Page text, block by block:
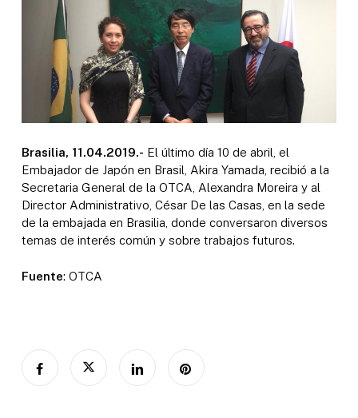
Brasilia, 11.04.2019.- El último día 10 de abril, el
Embajador de Japón en Brasil, Akira Yamada, recibió a la
Secretaria General de la OTCA, Alexandra Moreira y al
Director Administrativo, César De las Casas, en la sede
de la embajada en Brasilia, donde conversaron diversos
temas de interés común y sobre trabajos futuros.
Fuente: OTCA